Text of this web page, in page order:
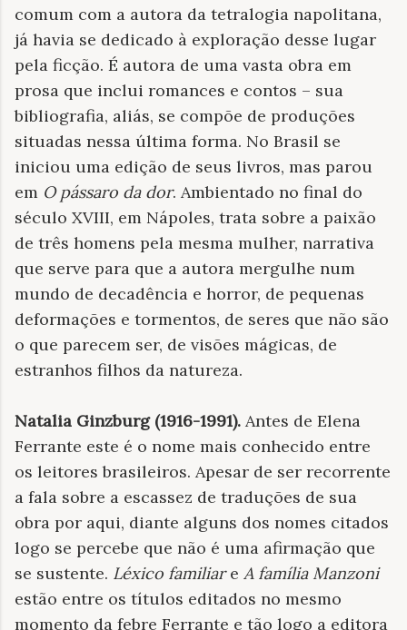
comum com a autora da tetralogia napolitana,
já havia se dedicado à exploração desse lugar
pela ficção. É autora de uma vasta obra em
prosa que inclui romances e contos – sua
bibliografia, aliás, se compõe de produções
situadas nessa última forma. No Brasil se
iniciou uma edição de seus livros, mas parou
em O pássaro da dor. Ambientado no final do
século XVIII, em Nápoles, trata sobre a paixão
de três homens pela mesma mulher, narrativa
que serve para que a autora mergulhe num
mundo de decadência e horror, de pequenas
deformações e tormentos, de seres que não são
o que parecem ser, de visões mágicas, de
estranhos filhos da natureza.
Natalia Ginzburg (1916-1991). Antes de Elena
Ferrante este é o nome mais conhecido entre
os leitores brasileiros. Apesar de ser recorrente
a fala sobre a escassez de traduções de sua
obra por aqui, diante alguns dos nomes citados
logo se percebe que não é uma afirmação que
se sustente. Léxico familiare A família Manzoni
estão entre os títulos editados no mesmo
momento da febre Ferrante e tão logo a editora